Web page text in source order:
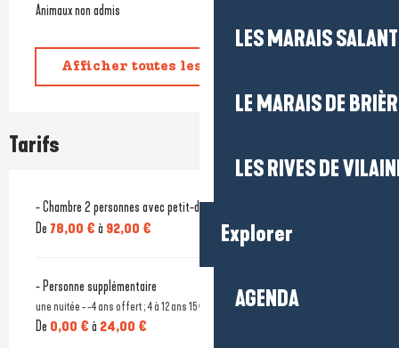
LES MARAIS
LE MARAIS DE
LES RIVES DE
Explorer
AGENDA
Animaux non admis
Afficher toutes les prestations
Tarifs
- Chambre 2 personnes avec petit-déjeuner
De 78,00 € à 92,00 €
- Personne supplémentaire
une nuitée - -4 ans offert ; 4 à 12 ans 15€ et à partir de 13 ans 24€
De 0,00 € à 24,00 €